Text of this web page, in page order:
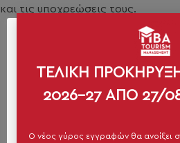
και τις υποχρεώσεις τους.
ΚΑΝΟΝΙΣΜΟΣ
ΠΑΡΑΠΟΝΩΝ
We use cookies on our website
relevant experience by
and repeat visits. By clicking
to the use of ALL the cookies.
"Cookie Settings" to provide a
ΤΕΛΙΚΗ ΠΡΟΚΗΡΥΞΗ
2026-27 ΑΠΟ 27/
Ο νέος γύρος εγγραφών θα ανοίξει